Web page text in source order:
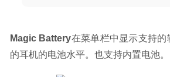
Magic Battery在菜单栏中显示支持
的耳机的电池水平。也支持内置电池。